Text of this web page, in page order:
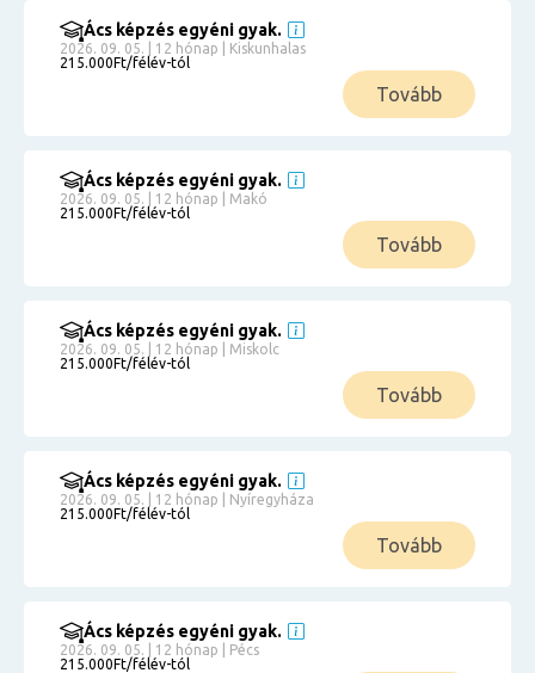
Ács képzés egyéni gyak.
2026. 09. 05. | 12 hónap | Kiskunhalas
215.000Ft/félév-tól
Tovább
Ács képzés egyéni gyak.
2026. 09. 05. | 12 hónap | Makó
215.000Ft/félév-tól
Tovább
Ács képzés egyéni gyak.
2026. 09. 05. | 12 hónap | Miskolc
215.000Ft/félév-tól
Tovább
Ács képzés egyéni gyak.
2026. 09. 05. | 12 hónap | Nyíregyháza
215.000Ft/félév-tól
Tovább
Ács képzés egyéni gyak.
2026. 09. 05. | 12 hónap | Pécs
215.000Ft/félév-tól